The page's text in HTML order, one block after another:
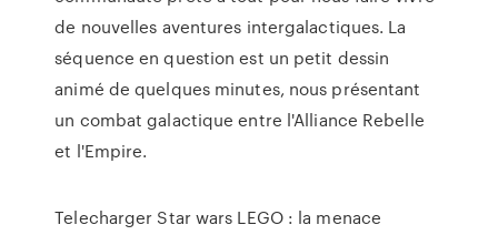
de nouvelles aventures intergalactiques. La
séquence en question est un petit dessin
animé de quelques minutes, nous présentant
un combat galactique entre l'Alliance Rebelle
et l'Empire.
Telecharger Star wars LEGO : la menace